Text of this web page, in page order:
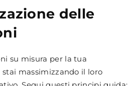
delle
su misura per la tua
massimizzando il loro